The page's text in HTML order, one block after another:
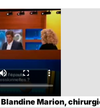
Marion,